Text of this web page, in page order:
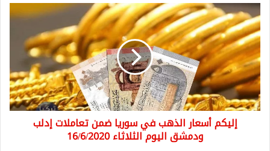
إليكم
أسعار
الذهب
في
سوريا
ضمن
تعاملات
إدلب
ودمشق
إليكم أسعار الذهب في سوريا ضمن تعاملات إدلب
ودمشق اليوم الثلاثاء 16/6/2020